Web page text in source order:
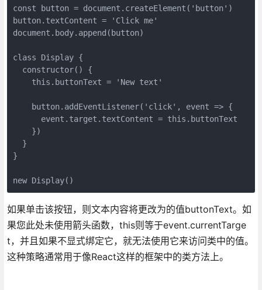
const button = document.createElement('button')
button.textContent = 'Click me'
document.body.append(button)
class Display {
  constructor() {
    this.buttonText = 'New text'
    button.addEventListener('click', event => {
      event.target.textContent = this.buttonText
    })
  }
}
new Display()
如果单击该按钮，则文本内容将更改为的值buttonText。如
果您此处未使用箭头函数，this则等于event.currentTarge
t，并且如果不显式绑定它，就无法使用它来访问类中的值。
这种策略通常用于像React这样的框架中的类方法上。